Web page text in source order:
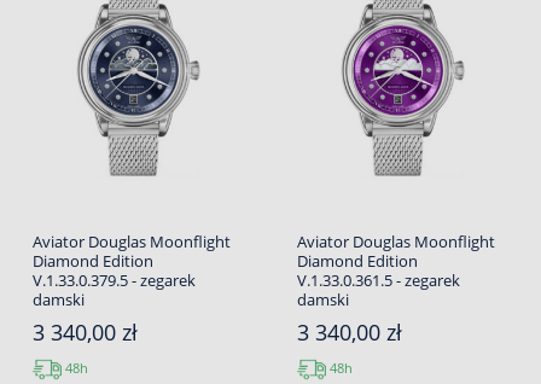
Aviator Douglas Moonflight
Diamond Edition
V.1.33.0.379.5 - zegarek
damski
3 340,00 zł
48h
Aviator Douglas Moonflight
Diamond Edition
V.1.33.0.361.5 - zegarek
damski
3 340,00 zł
48h